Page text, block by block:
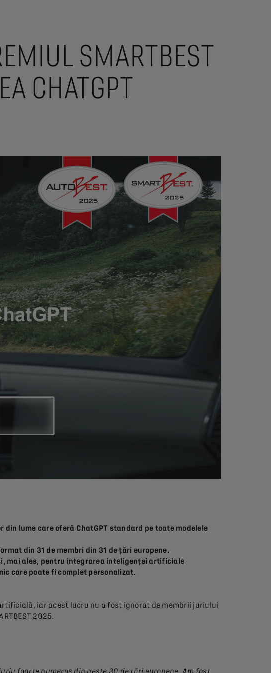
SMARTBEST
CHATGPT
din lume care oferă ChatGPT standard pe toate modelele
din 31 de membri din 31 de țări europene.
mai ales, pentru integrarea inteligenței artificiale
care poate fi complet personalizat.
iar acest lucru nu a fost ignorat de membrii juriului
2025.